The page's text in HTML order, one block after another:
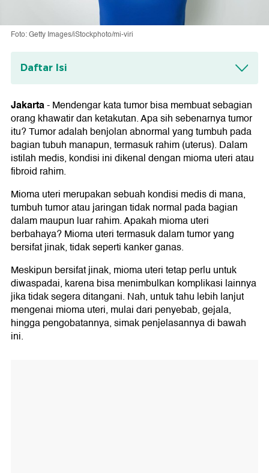
Foto: Getty Images/iStockphoto/mi-viri
Daftar Isi
Pengertian Mioma Uteri
Jenis Mioma Uteri
Mioma Uteri Subserosum
Mioma Uteri Intramural
Mioma Uteri Submukosum
Penyebab Mioma Uteri
Gejala Mioma Uteri
Pengobatan Mioma Uteri
1. Pengobatan Konservatif
2. Pengobatan Operatif
a. Miomektomi
b. Histerektomi
Jakarta-Mendengar kata tumor bisa membuat sebagian
orang khawatir dan ketakutan. Apa sih sebenarnya tumor
itu? Tumor adalah benjolan abnormal yang tumbuh pada
bagian tubuh manapun, termasuk rahim (uterus). Dalam
istilah medis, kondisi ini dikenal dengan mioma uteri atau
fibroid rahim.
Mioma uteri merupakan sebuah kondisi medis di mana,
tumbuh tumor atau jaringan tidak normal pada bagian
dalam maupun luar rahim. Apakah mioma uteri
berbahaya? Mioma uteri termasuk dalam tumor yang
bersifat jinak, tidak seperti kanker ganas.
Meskipun bersifat jinak, mioma uteri tetap perlu untuk
diwaspadai, karena bisa menimbulkan komplikasi lainnya
jika tidak segera ditangani. Nah, untuk tahu lebih lanjut
mengenai mioma uteri, mulai dari penyebab, gejala,
hingga pengobatannya, simak penjelasannya di bawah
ini.